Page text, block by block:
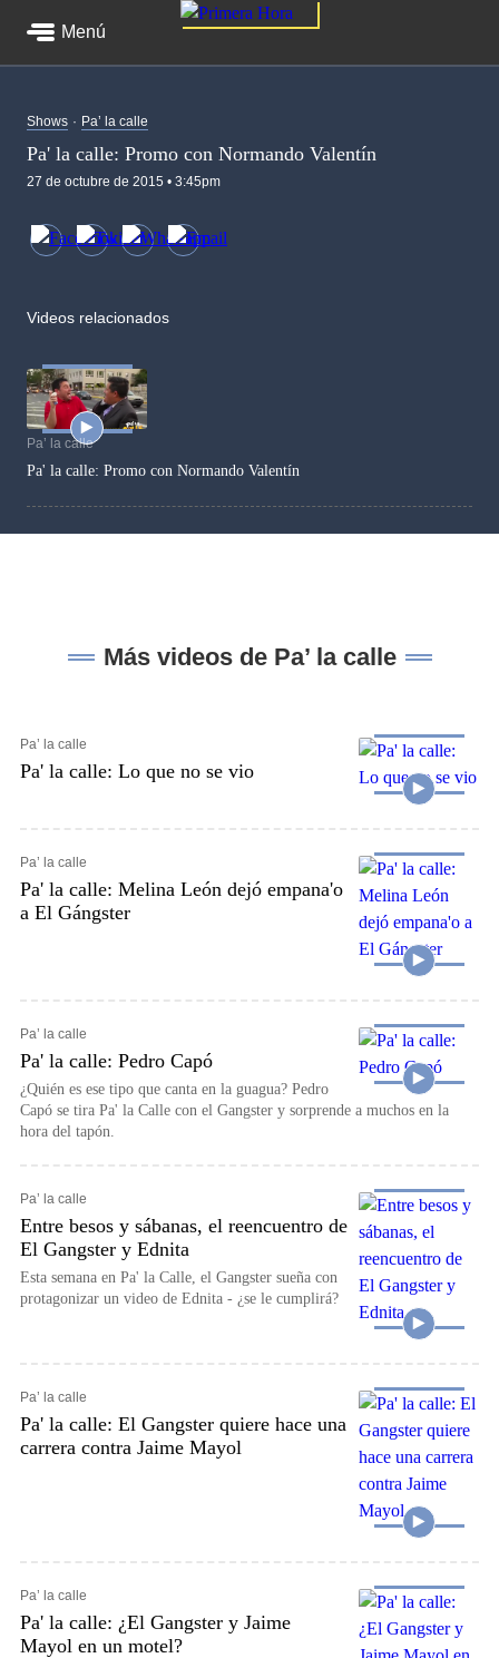
Menú
Shows Pa’ la calle
Pa' la calle: Promo con Normando Valentín
27 de octubre de 2015 • 3:45pm
Videos relacionados
Pa’ la calle
Pa' la calle: Promo con Normando Valentín
Más videos de Pa’ la calle
Pa’ la calle
Pa' la calle: Lo que no se vio
Pa’ la calle
Pa' la calle: Melina León dejó empana'o
a El Gángster
Pa’ la calle
Pa' la calle: Pedro Capó
¿Quién es ese tipo que canta en la guagua? Pedro
Capó se tira Pa' la Calle con el Gangster y sorprende a muchos en la
hora del tapón.
Pa’ la calle
Entre besos y sábanas, el reencuentro de
El Gangster y Ednita
Esta semana en Pa' la Calle, el Gangster sueña con
protagonizar un video de Ednita - ¿se le cumplirá?
Pa’ la calle
Pa' la calle: El Gangster quiere hace una
carrera contra Jaime Mayol
Pa’ la calle
Pa' la calle: ¿El Gangster y Jaime
Mayol en un motel?